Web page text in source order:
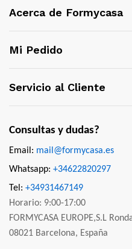
Acerca de Formycasa
Mi Pedido
Servicio al Cliente
Consultas y dudas?
Email: mail@formycasa.es
Whatsapp: +34622820297
Tel: +34931467149
Horario: 9:00-17:00
FORMYCASA EUROPE,S.L
08021 Barcelona, España